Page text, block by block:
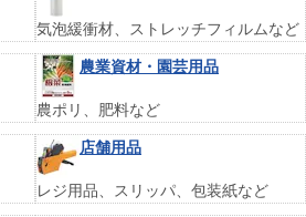
気泡緩衝材、ストレッチフィルムなど
農業資材・園芸用品
農ポリ、肥料など
店舗用品
レジ用品、スリッパ、包装紙など